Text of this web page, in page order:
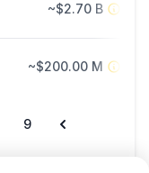
~$2.70 B
~$200.00 M
9